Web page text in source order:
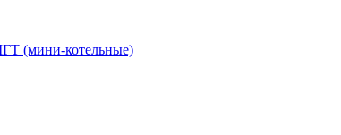
(мини-котельные)